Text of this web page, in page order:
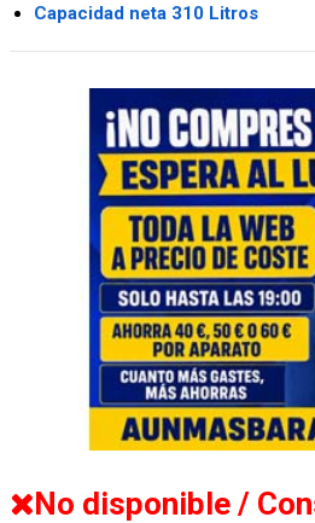
Capacidad neta 310 Litros
No disponible /